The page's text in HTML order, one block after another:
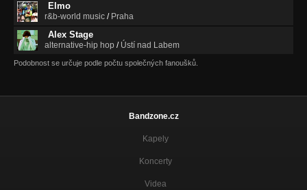
Elmo
r&b-world music / Praha
Alex Stage
alternative-hip hop / Ústí nad Labem
Podobnost se určuje podle počtu společných fanoušků.
Bandzone.cz
Kapely
Koncerty
Videa